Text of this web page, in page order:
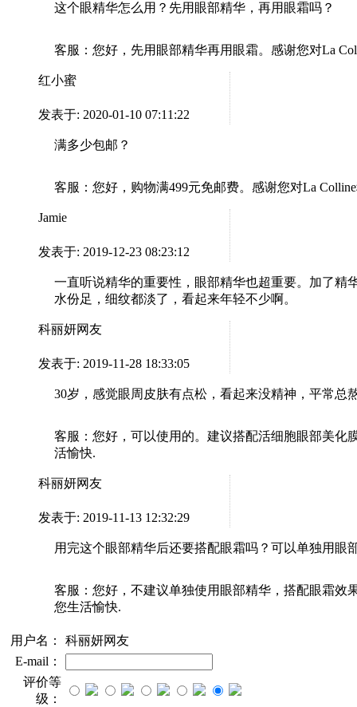
这个眼精华怎么用？先用眼部精华，再用眼霜吗？
客服： 您好，先用眼部精华再用眼霜。感谢您对La
红小蜜
发表于: 2020-01-10 07:11:22
满多少包邮？
客服： 您好，购物满499元免邮费。感谢您对La
Jamie
发表于: 2019-12-23 08:23:12
一直听说精华的重要性，眼部精华也超重要。加了精
水份足，细纹都淡了，看起来年轻不少啊。
科丽妍网友
发表于: 2019-11-28 18:33:05
30岁，感觉眼周皮肤有点松，看起来没精神，平常总
客服： 您好，可以使用的。建议搭配活细胞眼部美化
活愉快.
科丽妍网友
发表于: 2019-11-13 12:32:29
用完这个眼部精华后还要搭配眼霜吗？可以单独用眼
客服： 您好，不建议单独使用眼部精华，搭配眼霜效
您生活愉快.
用户名：
科丽妍网友
E-mail：
评价等
级：